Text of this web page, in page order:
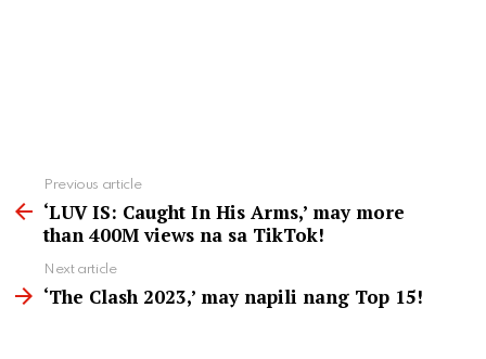
more
Previous article
‘LUV IS: Caught In His Arms,’ may more
than 400M views na sa TikTok!
Next article
‘The Clash 2023,’ may napili nang Top 15!